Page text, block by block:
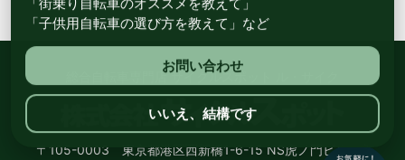
総合自転車専門店 サイクルスポット ル・サイク
〒105-0003 東京都港区西新橋1-6-15 NS虎ノ門ビル8階
「子供用自転車の選び方を教えて」など
お問い合わせ
いいえ、結構です